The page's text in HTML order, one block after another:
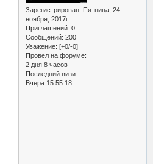
Зарегистрирован: Пятница, 24
ноября, 2017г.
Приглашений: 0
Сообщений: 200
Уважение: [+0/-0]
Провел на форуме:
2 дня 8 часов
Последний визит:
Вчера 15:55:18